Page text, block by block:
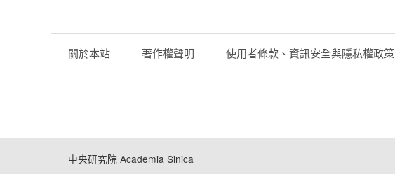
關於本站 著作權聲明 使用者條款、資訊安全與隱私權政策
中央研究院 Academia Sinica